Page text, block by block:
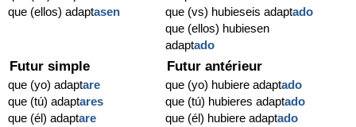
que (ellos) adaptasen
que (vs) hubieseis adaptado
que (ellos) hubiesen
adaptado
Futur simple
que (yo) adaptare
que (tú) adaptares
que (él) adaptare
Futur antérieur
que (yo) hubiere adaptado
que (tú) hubieres adaptado
que (él) hubiere adaptado